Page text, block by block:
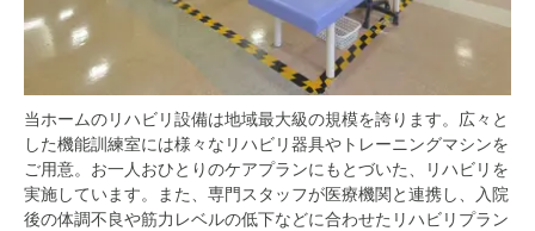
当ホームのリハビリ設備は地域最大級の規模を誇ります。広々と
した機能訓練室には様々なリハビリ器具やトレーニングマシンを
ご用意。お一人おひとりのケアプランにもとづいた、リハビリを
実施しています。また、専門スタッフが医療機関と連携し、入院
後の体調不良や筋力レベルの低下などに合わせたリハビリプラン